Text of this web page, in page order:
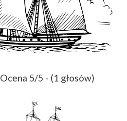
Ocena 5/5 - (1 głosów)